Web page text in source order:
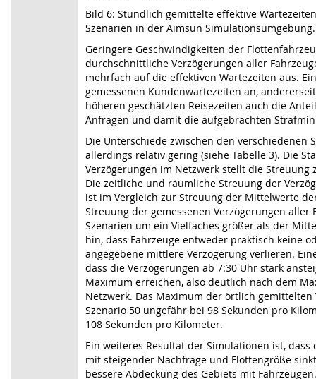
Bild 6: Stündlich gemittelte effektive
Szenarien in der Aimsun Simulationsumgebung.
Geringere Geschwindigkeiten der
durchschnittliche Verzögerungen aller
mehrfach auf die effektiven Wartezeiten aus.
gemessenen Kundenwartezeiten an,
höheren geschätzten Reisezeiten auch die
Anfragen und damit die aufgebrachten
Die Unterschiede zwischen den verschiedenen
allerdings relativ gering (siehe Tabelle 3). Die
Verzögerungen im Netzwerk stellt die Streuung
Die zeitliche und räumliche Streuung der
ist im Vergleich zur Streuung der Mittelwerte
Streuung der gemessenen Verzögerungen
Szenarien um ein Vielfaches größer als der
hin, dass Fahrzeuge entweder praktisch keine
angegebene mittlere Verzögerung verlieren.
dass die Verzögerungen ab 7:30 Uhr stark
Maximum erreichen, also deutlich nach dem
Netzwerk. Das Maximum der örtlich
Szenario 50 ungefähr bei 98 Sekunden pro
108 Sekunden pro Kilometer.
Ein weiteres Resultat der Simulationen ist,
mit steigender Nachfrage und Flottengröße
bessere Abdeckung des Gebiets mit